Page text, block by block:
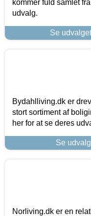
kommer fuld samlet
udvalg.
Se
Bydahlliving.dk er
stort sortiment af
her for at se deres
Se
Norliving.dk er en